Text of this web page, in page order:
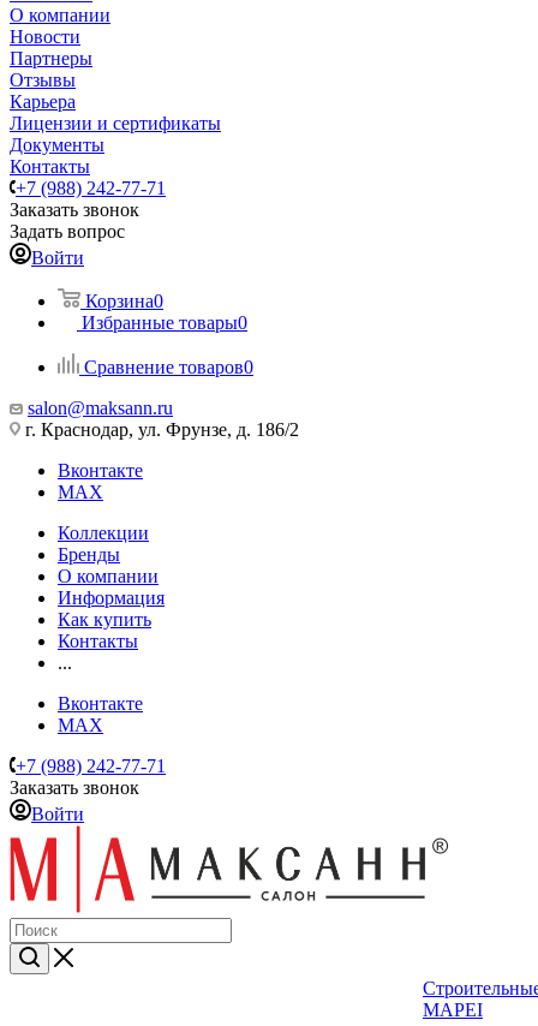
О компании
Новости
Партнеры
Отзывы
Карьера
Лицензии и сертификаты
Документы
Контакты
+7 (988) 242-77-71
Заказать звонок
Задать вопрос
Войти
Корзина0
Избранные товары0
Сравнение товаров0
salon@maksann.ru
г. Краснодар, ул. Фрунзе, д. 186/2
Вконтакте
MAX
Коллекции
Бренды
О компании
Информация
Как купить
Контакты
...
Вконтакте
MAX
+7 (988) 242-77-71
Заказать звонок
Войти
MAPEI